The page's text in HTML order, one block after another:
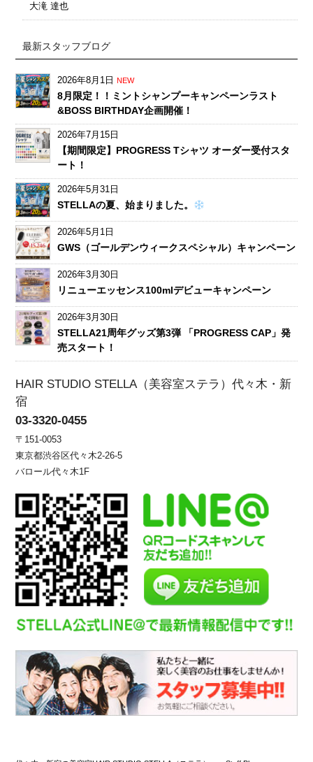
大滝 達也
最新スタッフブログ
2026年8月1日 NEW
8月限定！！ミントシャンプーキャンペーンラスト
&BOSS BIRTHDAY企画開催！
2026年7月15日
【期間限定】PROGRESS Tシャツ オーダー受付スタ
ート！
2026年5月31日
STELLAの夏、始まりました。
2026年5月1日
GWS（ゴールデンウィークスペシャル）キャンペーン
2026年3月30日
リニューエッセンス100mlデビューキャンペーン
2026年3月30日
STELLA21周年グッズ第3弾 「PROGRESS CAP」発
売スタート！
HAIR STUDIO STELLA（美容室ステラ）代々木・新
宿
03-3320-0455
〒151-0053
東京都渋谷区代々木2-26-5
バロール代々木1F